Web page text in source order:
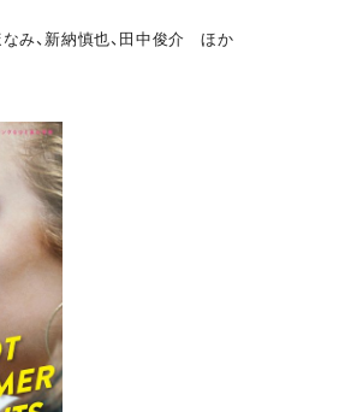
なみ、新納慎也、田中俊介 ほか